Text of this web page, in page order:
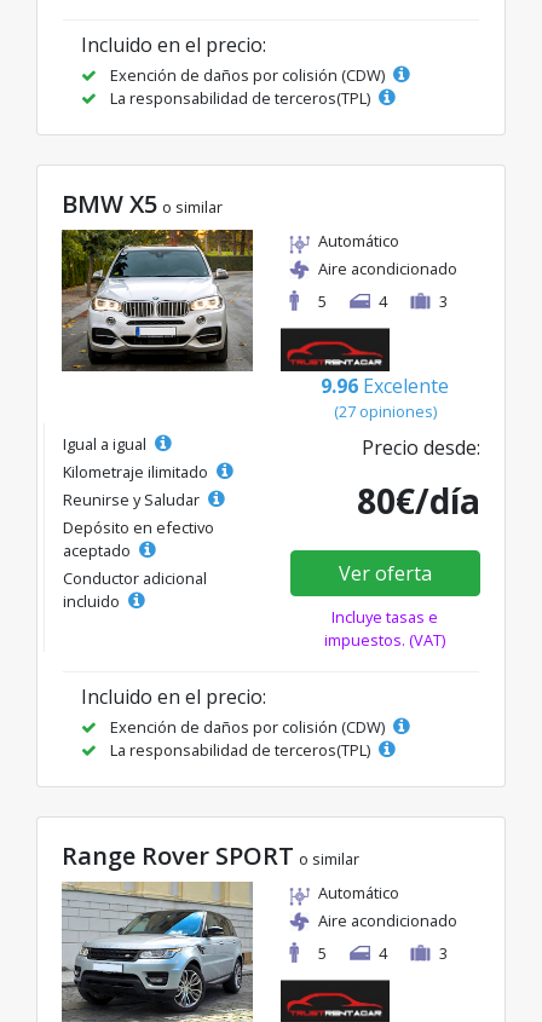
Incluido en el precio:
Exención de daños por colisión (CDW)
La responsabilidad de terceros(TPL)
BMW X5 o similar
Automático
Aire acondicionado
5
4 3
9.96 Excelente
(27 opiniones)
Igual a igual
Kilometraje ilimitado
Reunirse y Saludar
Depósito en efectivo
aceptado
Conductor adicional
incluido
Precio desde:
80€/día
Ver oferta
Incluye tasas e
impuestos. (VAT)
Incluido en el precio:
Exención de daños por colisión (CDW)
La responsabilidad de terceros(TPL)
Range Rover SPORT o similar
Automático
Aire acondicionado
5
4 3